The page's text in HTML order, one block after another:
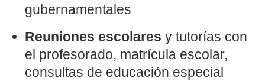
gubernamentales
Reuniones escolares y tutorías con
el profesorado, matrícula escolar,
consultas de educación especial